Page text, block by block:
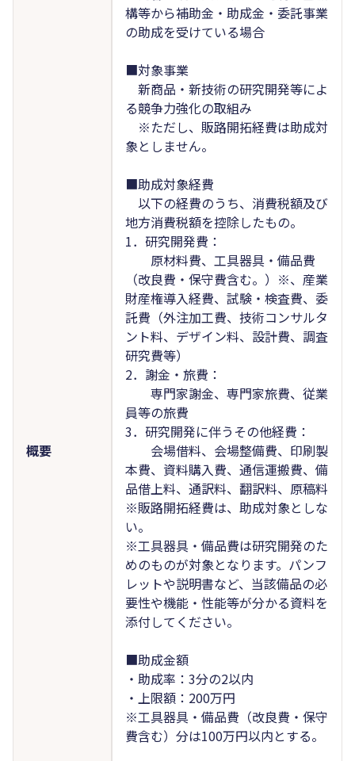
概要
構等から補助金・助成金・委託事業
の助成を受けている場合
■対象事業
新商品・新技術の研究開発等によ
る競争力強化の取組み
※ただし、販路開拓経費は助成対
象としません。
■助成対象経費
以下の経費のうち、消費税額及び
地方消費税額を控除したもの。
1．研究開発費：
原材料費、工具器具・備品費
（改良費・保守費含む。）※、産業
財産権導入経費、試験・検査費、委
託費（外注加工費、技術コンサルタ
ント料、デザイン料、設計費、調査
研究費等）
2．謝金・旅費：
専門家謝金、専門家旅費、従業
員等の旅費
3．研究開発に伴うその他経費：
会場借料、会場整備費、印刷製
本費、資料購入費、通信運搬費、備
品借上料、通訳料、翻訳料、原稿料
※販路開拓経費は、助成対象としな
い。
※工具器具・備品費は研究開発のた
めのものが対象となります。パンフ
レットや説明書など、当該備品の必
要性や機能・性能等が分かる資料を
添付してください。
■助成金額
・助成率：3分の2以内
・上限額：200万円
※工具器具・備品費（改良費・保守
費含む）分は100万円以内とする。